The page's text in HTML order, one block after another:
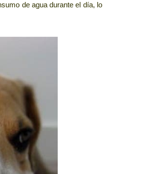
de agua durante el día, lo